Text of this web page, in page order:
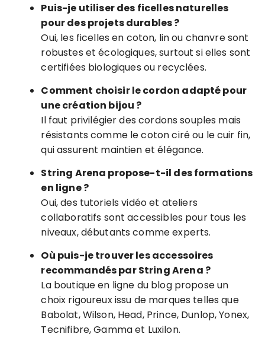
Puis-je utiliser des ficelles naturelles
pour des projets durables ?
Oui, les ficelles en coton, lin ou chanvre sont
robustes et écologiques, surtout si elles sont
certifiées biologiques ou recyclées.
Comment choisir le cordon adapté pour
une création bijou ?
Il faut privilégier des cordons souples mais
résistants comme le coton ciré ou le cuir fin,
qui assurent maintien et élégance.
String Arena propose-t-il des formations
en ligne ?
Oui, des tutoriels vidéo et ateliers
collaboratifs sont accessibles pour tous les
niveaux, débutants comme experts.
Où puis-je trouver les accessoires
recommandés par String Arena ?
La boutique en ligne du blog propose un
choix rigoureux issu de marques telles que
Babolat, Wilson, Head, Prince, Dunlop, Yonex,
Tecnifibre, Gamma et Luxilon.